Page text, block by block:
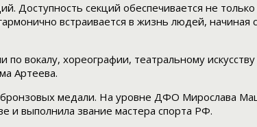
Доступность секций обеспечивается не
встраивается в жизнь людей,
вокалу, хореографии, театральному
Артеева.
медали. На уровне ДФО Мирослава
и выполнила звание мастера спорта РФ.